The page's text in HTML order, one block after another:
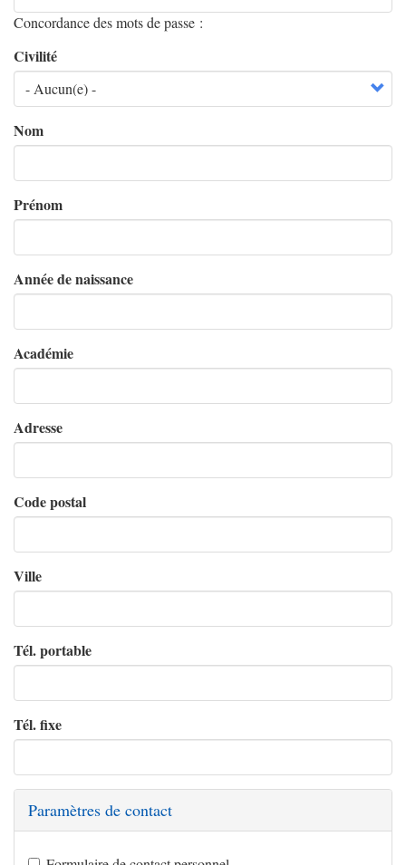
Concordance des mots de passe :
Civilité
Nom
Prénom
Année de naissance
Académie
Adresse
Code postal
Ville
Tél. portable
Tél. fixe
Paramètres de contact